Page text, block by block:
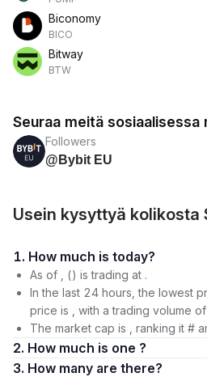
Biconomy
BICO
Bitway
BTW
Seuraa meitä sosiaalisessa
Followers
@Bybit EU
Usein kysyttyä kolikosta
1. How much is today?
As of , () is trading at .
In the last 24 hours, the lowest
price is , with a trading volume of
The market cap is , ranking it #
2. How much is one ?
3. How many are there?